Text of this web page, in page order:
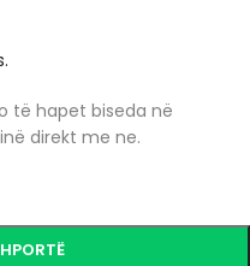
të hapet biseda në
direkt me ne.